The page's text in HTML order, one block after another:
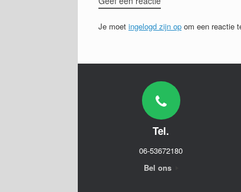
Je moet ingelogd zijn op om een reactie
Tel.
06-53672180
Bel ons